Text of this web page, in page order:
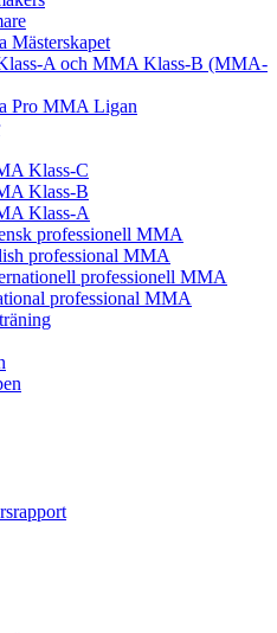
Mästerskapet
A och MMA Klass-B (MMA-
Pro MMA Ligan
Klass-C
Klass-B
Klass-A
professionell MMA
professional MMA
professionell MMA
professional MMA